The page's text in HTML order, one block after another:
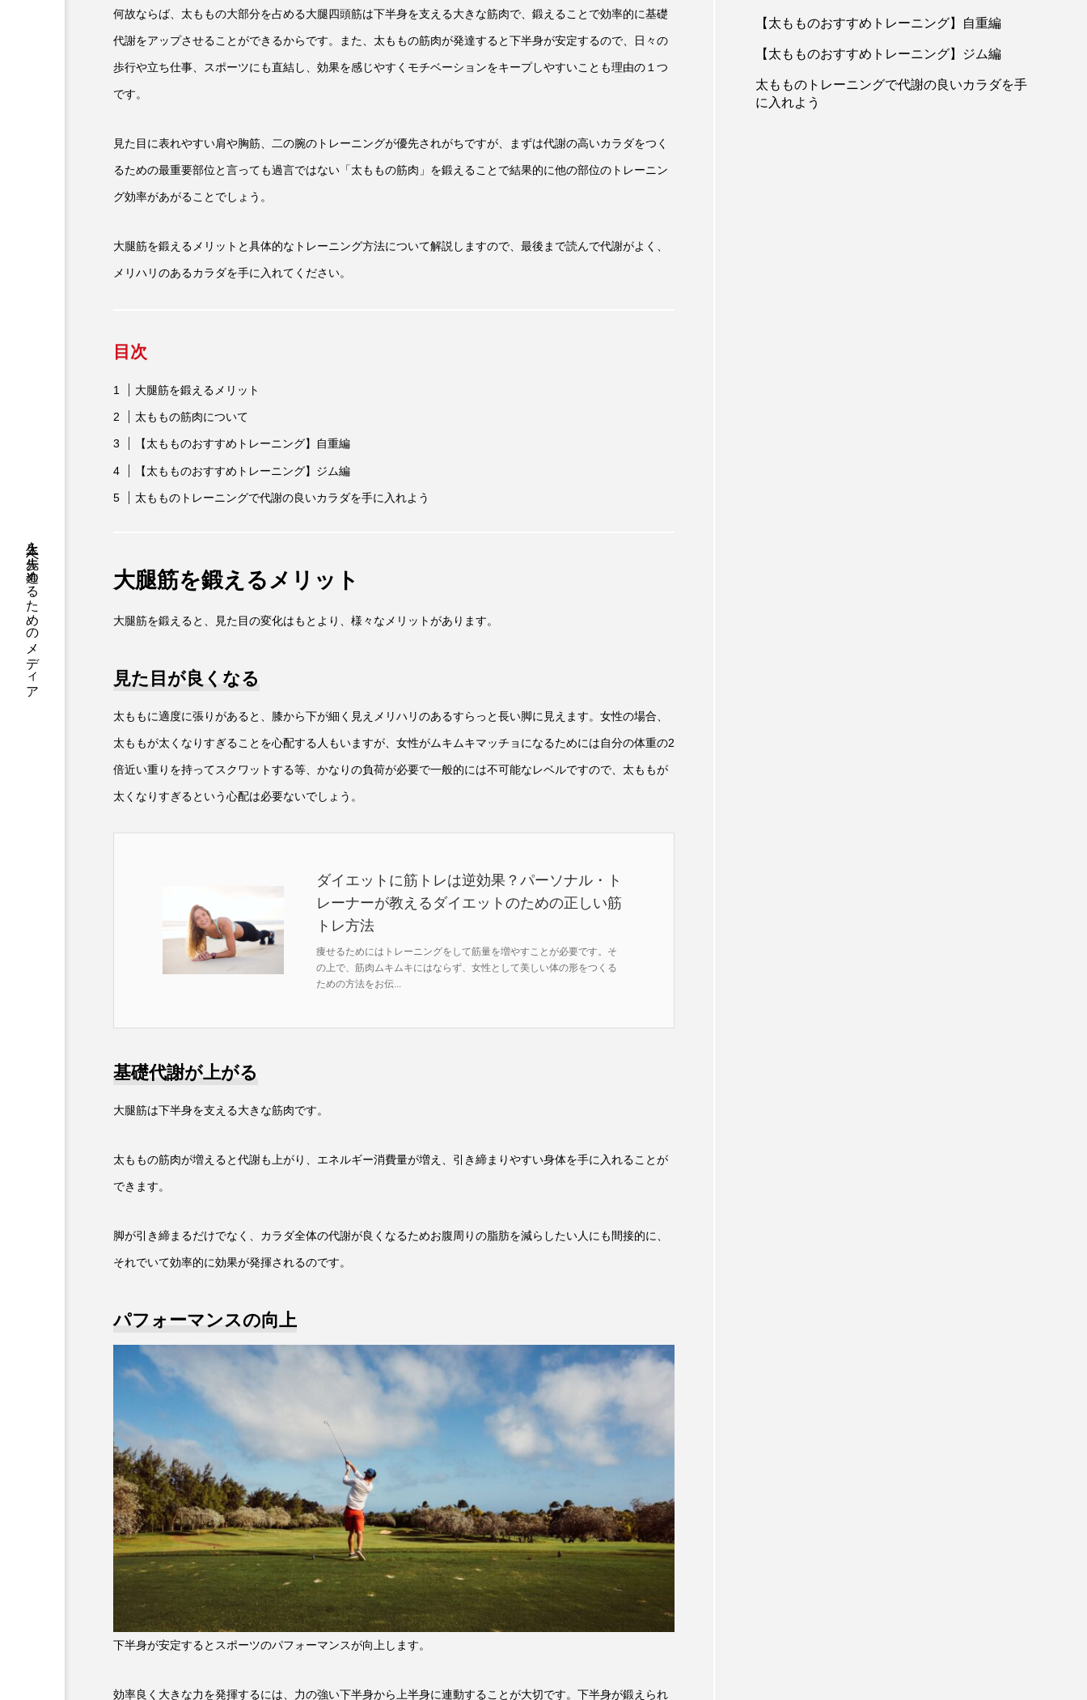
人生を一歩先へ進めるためのメディア
何故ならば、太ももの大部分を占める大腿四頭筋は下半身を支える大きな筋肉で、鍛えることで効率的に基礎
代謝をアップさせることができるからです。また、太ももの筋肉が発達すると下半身が安定するので、日々の
歩行や立ち仕事、スポーツにも直結し、効果を感じやすくモチベーションをキープしやすいことも理由の１つ
です。
見た目に表れやすい肩や胸筋、二の腕のトレーニングが優先されがちですが、まずは代謝の高いカラダをつく
るための最重要部位と言っても過言ではない「太ももの筋肉」を鍛えることで結果的に他の部位のトレーニン
グ効率があがることでしょう。
大腿筋を鍛えるメリットと具体的なトレーニング方法について解説しますので、最後まで読んで代謝がよく、
メリハリのあるカラダを手に入れてください。
目次
大腿筋を鍛えるメリット
太ももの筋肉について
【太もものおすすめトレーニング】自重編
【太もものおすすめトレーニング】ジム編
太もものトレーニングで代謝の良いカラダを手に入れよう
大腿筋を鍛えるメリット
大腿筋を鍛えると、見た目の変化はもとより、様々なメリットがあります。
見た目が良くなる
太ももに適度に張りがあると、膝から下が細く見えメリハリのあるすらっと長い脚に見えます。女性の場合、
太ももが太くなりすぎることを心配する人もいますが、女性がムキムキマッチョになるためには自分の体重の2
倍近い重りを持ってスクワットする等、かなりの負荷が必要で一般的には不可能なレベルですので、太ももが
太くなりすぎるという心配は必要ないでしょう。
ダイエットに筋トレは逆効果？パーソナル・ト
レーナーが教えるダイエットのための正しい筋
トレ方法
痩せるためにはトレーニングをして筋量を増やすことが必要です。そ
の上で、筋肉ムキムキにはならず、女性として美しい体の形をつくる
ための方法をお伝...
基礎代謝が上がる
大腿筋は下半身を支える大きな筋肉です。
太ももの筋肉が増えると代謝も上がり、エネルギー消費量が増え、引き締まりやすい身体を手に入れることが
できます。
脚が引き締まるだけでなく、カラダ全体の代謝が良くなるためお腹周りの脂肪を減らしたい人にも間接的に、
それでいて効率的に効果が発揮されるのです。
パフォーマンスの向上
下半身が安定するとスポーツのパフォーマンスが向上します。
効率良く大きな力を発揮するには、力の強い下半身から上半身に連動することが大切です。下半身が鍛えられ
【太もものおすすめトレーニング】自重編
【太もものおすすめトレーニング】ジム編
太もものトレーニングで代謝の良いカラダを手
に入れよう